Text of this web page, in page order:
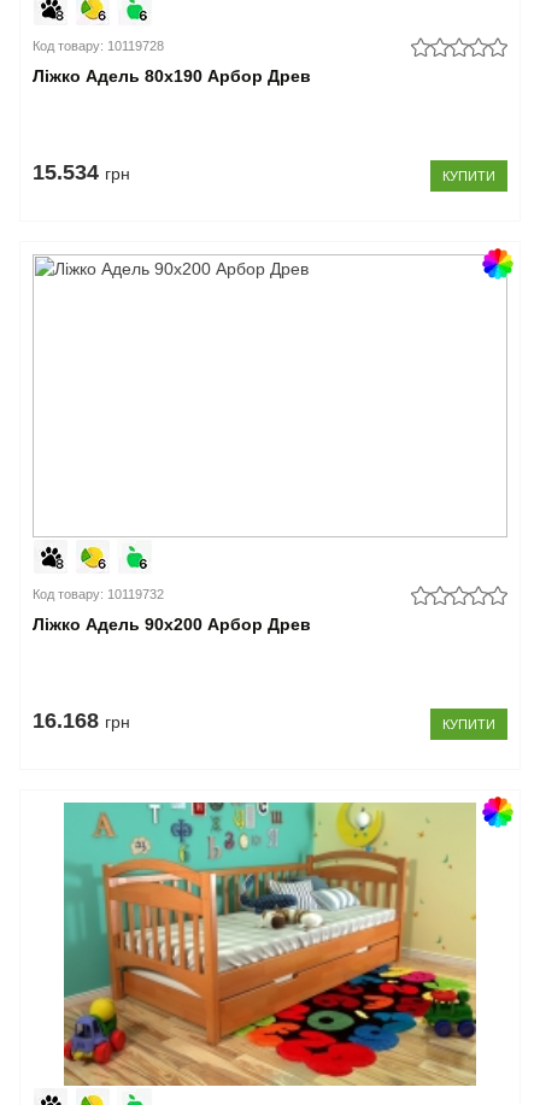
Код товару: 10119728
Ліжко Адель 80x190 Арбор Древ
15.534 грн КУПИТИ
Код товару: 10119732
Ліжко Адель 90x200 Арбор Древ
16.168 грн КУПИТИ